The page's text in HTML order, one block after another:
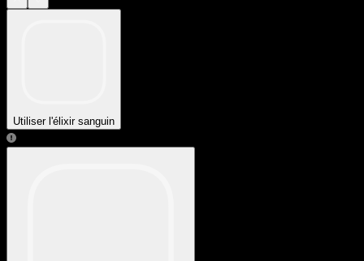
Utiliser l'élixir sanguin